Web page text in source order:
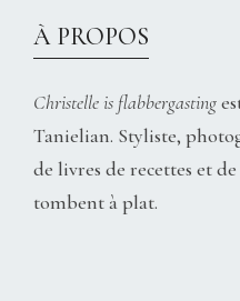
À PROPOS
Christelle is flabbergasting
Tanielian. Styliste,
de livres de recettes et
tombent à plat.